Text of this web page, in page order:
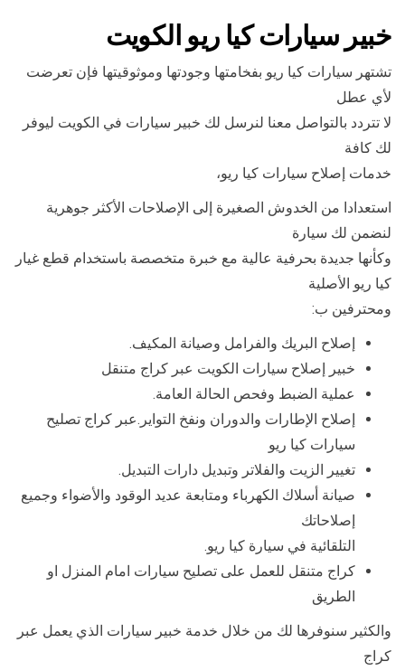
خبير سيارات كيا ريو الكويت
تشتهر سيارات كيا ريو بفخامتها وجودتها وموثوقيتها فإن تعرضت
لأي عطل
لا تتردد بالتواصل معنا لنرسل لك خبير سيارات في الكويت ليوفر
لك كافة
خدمات إصلاح سيارات كيا ريو،
استعدادا من الخدوش الصغيرة إلى الإصلاحات الأكثر جوهرية
لنضمن لك سيارة
وكأنها جديدة بحرفية عالية مع خبرة متخصصة باستخدام قطع غيار
كيا ريو الأصلية
ومحترفين ب:
إصلاح البريك والفرامل وصيانة المكيف.
خبير إصلاح سيارات الكويت عبر كراج متنقل
عملية الضبط وفحص الحالة العامة.
إصلاح الإطارات والدوران ونفخ التواير.عبر كراج تصليح
سيارات كيا ريو
تغيير الزيت والفلاتر وتبديل دارات التبديل.
صيانة أسلاك الكهرباء ومتابعة عديد الوقود والأضواء وجميع
إصلاحاتك
التلقائية في سيارة كيا ريو.
كراج متنقل للعمل على تصليح سيارات امام المنزل او
الطريق
والكثير سنوفرها لك من خلال خدمة خبير سيارات الذي يعمل عبر
كراج